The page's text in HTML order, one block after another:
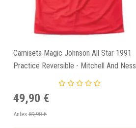
Camiseta Magic Johnson All Star 1991
Practice Reversible - Mitchell And Ness
49,90 €
Antes 89,90 €